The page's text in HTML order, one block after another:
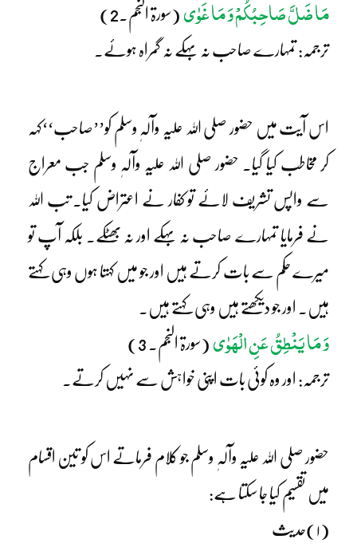
مَا ضَلَّ صَاحِبُکُمْ وَ مَا غَوٰی (سورۃ النجم۔2)
ترجمہ: تمہارے صاحب نہ بہکے نہ گمراہ ہوئے۔
اس آیت میں حضور صلی اللہ علیہ وآلہٖ وسلم کو’’صاحب‘‘کہہ
کر مخاطب کیا گیا۔ حضور صلی اللہ علیہ وآلہٖ وسلم جب معراج
سے واپس تشریف لائے تو کفار نے اعتراض کیا۔ تب اللہ
نے فرمایا تمہارے صاحب نہ بہکے اور نہ بھٹکے۔ بلکہ آپ تو
میرے حکم سے بات کرتے ہیں اور جو میں کہتا ہوں وہی کہتے
ہیں۔ اور جو دیکھتے ہیں وہی کہتے ہیں۔
وَ مَا یَنْطِقُ عَنِ الْہَوٰی (سورۃ النجم۔ 3)
ترجمہ: اور وہ کوئی بات اپنی خواہش سے نہیں کرتے۔
حضور صلی اللہ علیہ وآلہٖ وسلم جو کلام فرماتے اس کو تین اقسام
میں تقسیم کیا جا سکتا ہے:
(۱)حدیث